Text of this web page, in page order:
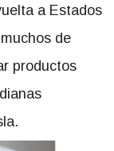
a Estados
de
productos